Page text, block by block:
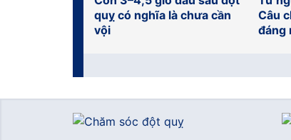
quỵ có nghĩa là chưa cần
vội
Câu
đáng